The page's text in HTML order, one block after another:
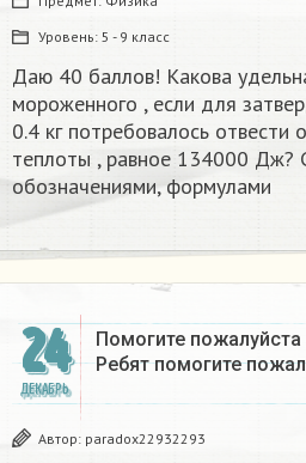
Уровень: 5 - 9 класс
Даю 40 баллов! Какова
мороженного , если для
0.4 кг потребовалось отвести
теплоты , равное 134000
обозначениями, формулами
24
ДЕКАБРЬ
Помогите
Ребят помогите
Автор: paradox22932293